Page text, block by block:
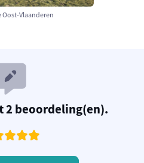
Oost-Vlaanderen
2 beoordeling(en).